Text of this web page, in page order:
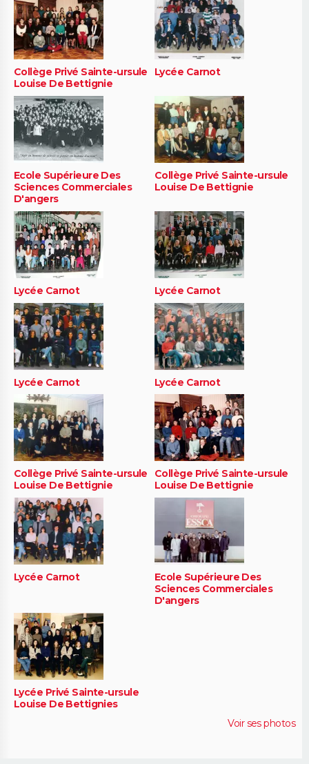
Collège Privé Sainte-ursule
Louise De Bettignie
Lycée Carnot
Ecole Supérieure Des
Sciences Commerciales
D'angers
Collège Privé Sainte-ursule
Louise De Bettignie
Lycée Carnot Lycée Carnot
Lycée Carnot Lycée Carnot
Collège Privé Sainte-ursule
Louise De Bettignie
Collège Privé Sainte-ursule
Louise De Bettignie
Lycée Carnot
Ecole Supérieure Des
Sciences Commerciales
D'angers
Lycée Privé Sainte-ursule
Louise De Bettignies
Voir ses photos